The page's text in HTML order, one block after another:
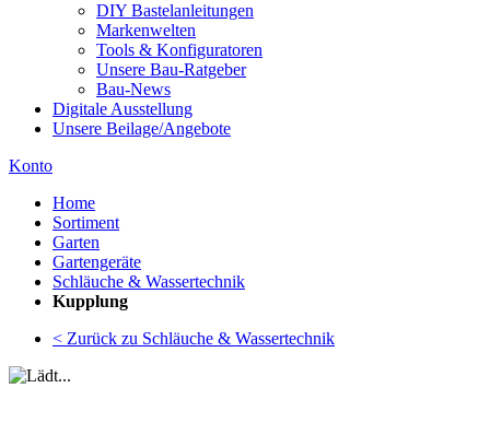
DIY Bastelanleitungen
Markenwelten
Tools & Konfiguratoren
Unsere Bau-Ratgeber
Bau-News
Digitale Ausstellung
Unsere Beilage/Angebote
Konto
Home
Sortiment
Garten
Gartengeräte
Schläuche & Wassertechnik
Kupplung
< Zurück zu Schläuche & Wassertechnik